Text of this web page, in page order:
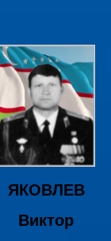
ЯКОВЛЕВ
Виктор